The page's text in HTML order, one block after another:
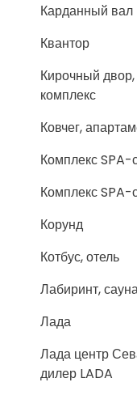
Карданный вал
Квантор
Кирочный
комплекс
Ковчег,
Комплекс SPA-
Комплекс SPA-
Корунд
Котбус, отель
Лабиринт,
Лада
Лада центр
дилер LADA